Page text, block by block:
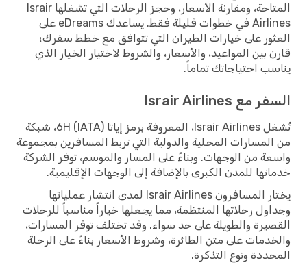
المتاحة، ومقارنة الأسعار، وحجز الرحلات التي تشغلها Israir
Airlines في خطوات قليلة فقط. يساعدك eDreams على
العثور على خيارات الطيران التي تتوافق مع خطط سفرك؛
قارن بين المواعيد، والأسعار، والشروط لاختيار الخيار الذي
يناسب احتياجاتك تماماً.
السفر مع Israir Airlines
تُشغل Israir Airlines، المعروفة برمز إياتا (IATA) 6H، شبكة
من المسارات المحلية والدولية التي تربط المسافرين بمجموعة
واسعة من الوجهات. وبناءً على المسار والموسم، توفر الشركة
خدماتها للمدن الكبرى بالإضافة إلى الوجهات الإقليمية.
يختار المسافرون Israir Airlines لمدى انتشار عملياتها
وجداول رحلاتها المنتظمة، مما يجعلها خياراً مناسباً للرحلات
القصيرة والطويلة على حد سواء. وقد تختلف توفر المسارات،
والخدمات على متن الطائرة، وشروط الأسعار بناءً على الرحلة
المحددة ونوع التذكرة.